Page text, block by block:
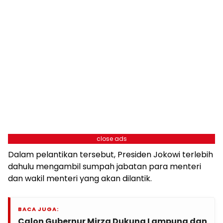
close ads
Dalam pelantikan tersebut, Presiden Jokowi terlebih
dahulu mengambil sumpah jabatan para menteri
dan wakil menteri yang akan dilantik.
BACA JUGA: